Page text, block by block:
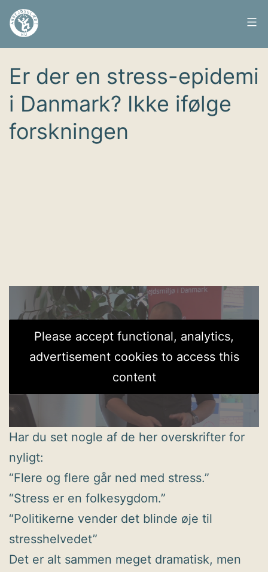
Fortsæt
Arbejdsglæde
Udgivet
Er der en stress-epidemi
i Danmark? Ikke ifølge
forskningen
Please accept functional, analytics,
advertisement cookies to access this
content
Har du set nogle af de her overskrifter for
nyligt:
“Flere og flere går ned med stress.”
“Stress er en folkesygdom.”
“Politikerne vender det blinde øje til
stresshelvedet”
Det er alt sammen meget dramatisk, men